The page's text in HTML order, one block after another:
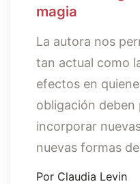
magia
La autora nos
tan actual como
efectos en
obligación
incorporar
nuevas formas
Por Claudia Levin